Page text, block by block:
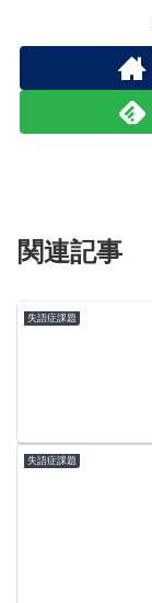
関連記事
失語症課題
失語症課題